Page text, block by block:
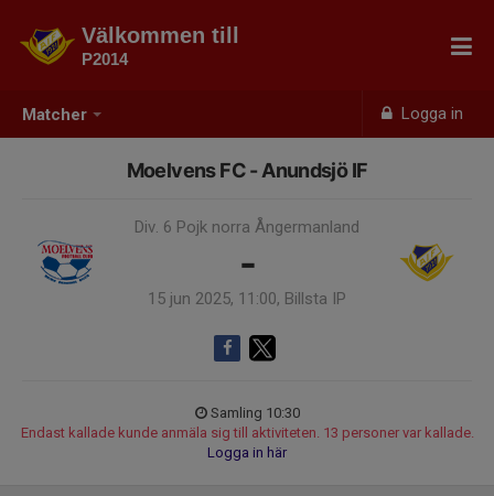
Matcher Logga in
Välkommen till
P2014
Moelvens FC - Anundsjö IF
Div. 6 Pojk norra Ångermanland
-
15 jun 2025, 11:00, Billsta IP
Samling 10:30
Endast kallade kunde anmäla sig till aktiviteten. 13 personer var kallade.
Logga in här